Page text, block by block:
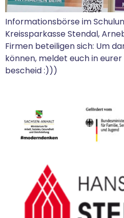
Informationsbörse im
Kreissparkasse Stendal,
Firmen beteiligen sich: Um
können, meldet euch in eurer
bescheid :)))